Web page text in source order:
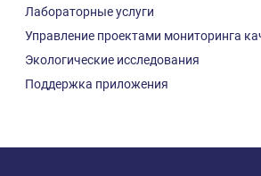
Лабораторные услуги
Управление проектами мониторинга
Экологические исследования
Поддержка приложения